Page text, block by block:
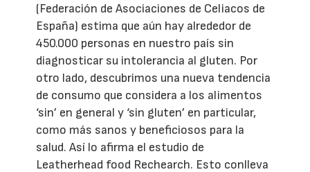
(Federación de Asociaciones de Celiacos de
España) estima que aún hay alrededor de
450.000 personas en nuestro país sin
diagnosticar su intolerancia al gluten. Por
otro lado, descubrimos una nueva tendencia
de consumo que considera a los alimentos
‘sin’ en general y ‘sin gluten’ en particular,
como más sanos y beneficiosos para la
salud. Así lo afirma el estudio de
Leatherhead food Rechearch. Esto conlleva